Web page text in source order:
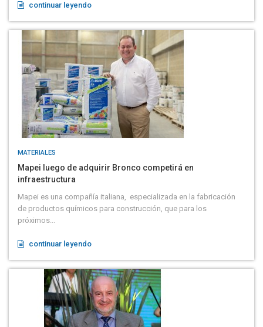
continuar leyendo
MATERIALES
Mapei luego de adquirir Bronco competirá en
infraestructura
Mapei es una compañía italiana, especializada en la fabricación
de productos químicos para construcción, que para los
próximos...
continuar leyendo